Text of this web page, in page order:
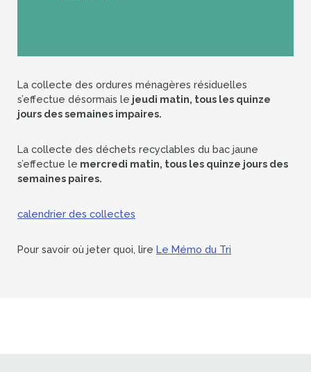
La collecte des ordures ménagères résiduelles
s’effectue désormais le jeudi matin, tous les quinze
jours des semaines impaires.
La collecte des déchets recyclables du bac jaune
s’effectue le mercredi matin, tous les quinze jours des
semaines paires.
calendrier des collectes
Pour savoir où jeter quoi, lire Le Mémo du Tri